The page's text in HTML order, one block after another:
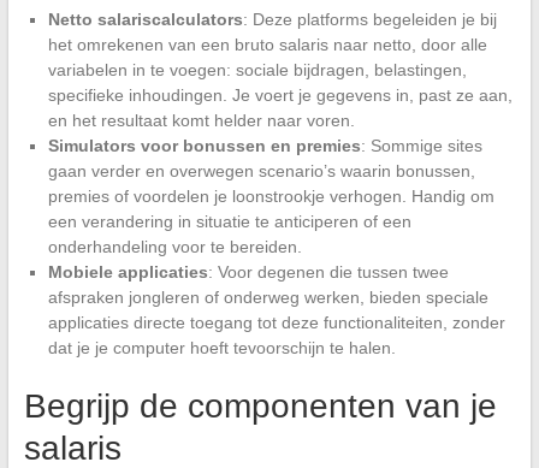
Netto salariscalculators: Deze platforms begeleiden je bij
het omrekenen van een bruto salaris naar netto, door alle
variabelen in te voegen: sociale bijdragen, belastingen,
specifieke inhoudingen. Je voert je gegevens in, past ze aan,
en het resultaat komt helder naar voren.
Simulators voor bonussen en premies: Sommige sites
gaan verder en overwegen scenario’s waarin bonussen,
premies of voordelen je loonstrookje verhogen. Handig om
een verandering in situatie te anticiperen of een
onderhandeling voor te bereiden.
Mobiele applicaties: Voor degenen die tussen twee
afspraken jongleren of onderweg werken, bieden speciale
applicaties directe toegang tot deze functionaliteiten, zonder
dat je je computer hoeft tevoorschijn te halen.
Begrijp de componenten van je
salaris